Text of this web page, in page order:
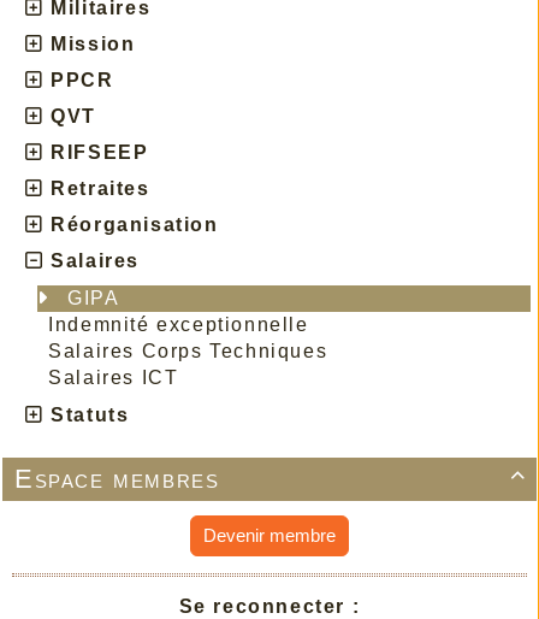
Militaires
Mission
PPCR
QVT
RIFSEEP
Retraites
Réorganisation
Salaires
GIPA
Indemnité exceptionnelle
Salaires Corps Techniques
Salaires ICT
Statuts

Espace membres
Devenir membre
Se reconnecter :